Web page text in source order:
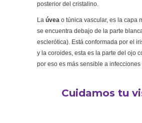
posterior del cristalino.
La úvea o túnica vascular, es la capa
se encuentra debajo de la parte
esclerótica). Está conformada por el
y la coroides, esta es la parte del ojo
por eso es más sensible a
Cuidamos tu